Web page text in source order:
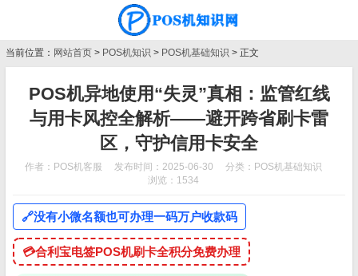
当前位置： 网站首页 > POS机知识 > POS机基础知识 > 正文
POS机异地使用“失灵”真相：监管红线
与用卡风控全解析——避开跨省刷卡雷
区，守护信用卡安全
作者：POS机客服 发布时间：2025-06-30 分类： POS机基础知识
浏览：1534
🔗没有小微名额也可办理一码万户收款码
💳合利宝电签POS机刷卡全积分免费办理